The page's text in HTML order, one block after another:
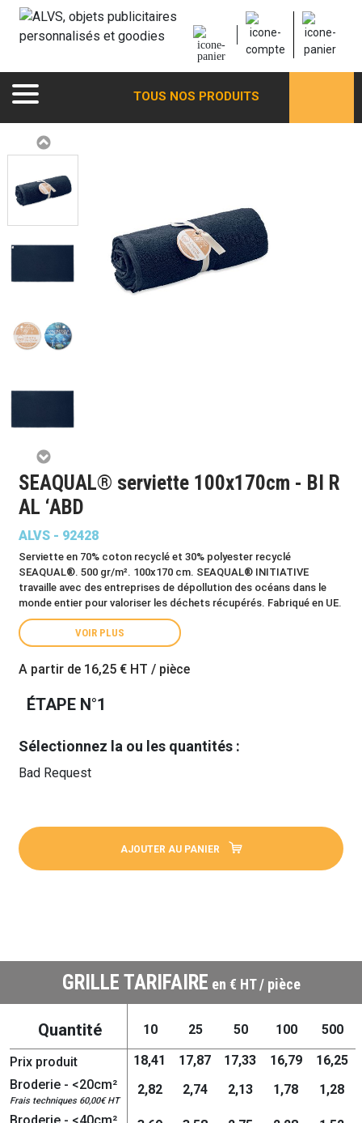
TOUS NOS PRODUITS
SEAQUAL® serviette 100x170cm - BI R
AL ‘ABD
ALVS - 92428
Serviette en 70% coton recyclé et 30% polyester recyclé
SEAQUAL®. 500 gr/m². 100x170 cm. SEAQUAL® INITIATIVE
travaille avec des entreprises de dépollution des océans dans le
monde entier pour valoriser les déchets récupérés. Fabriqué en UE.
VOIR PLUS
A partir de 16,25 € HT / pièce
ÉTAPE N°1
Sélectionnez la ou les quantités :
Bad Request
AJOUTER AU PANIER
GRILLE TARIFAIRE en € HT / pièce
Quantité 10 25 50 100 500
Prix produit 18,41 17,87 17,33 16,79
16,25
Broderie - <20cm²
Frais techniques 60,00€ HT
2,82 2,74 2,13 1,78
1,28